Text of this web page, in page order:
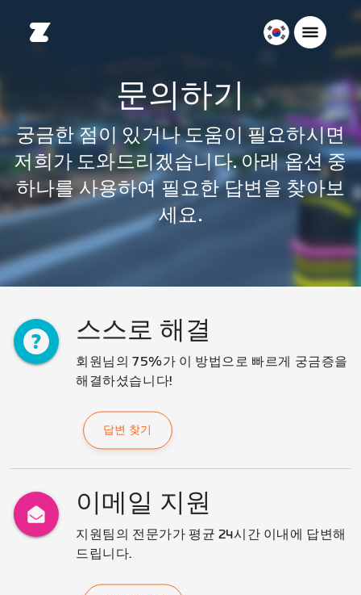
대
국
한
국
어
문의하기
궁금한 점이 있거나 도움이 필요하시면
저희가 도와드리겠습니다. 아래 옵션 중
하나를 사용하여 필요한 답변을 찾아보
세요.
스스로 해결
회원님의 75%가 이 방법으로 빠르게 궁금증을
해결하셨습니다!
답변 찾기
이메일 지원
지원팀의 전문가가 평균 24시간 이내에 답변해
드립니다.